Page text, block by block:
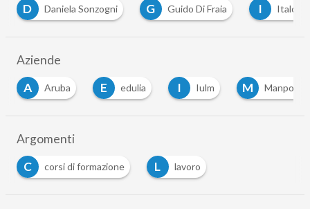
G
Guido Di Fraia Italo PIroddi mariangela
Aziende
E
edulia I Iulm M Manpower N Ntt
Argomenti
C
corsi di formazione L lavoro